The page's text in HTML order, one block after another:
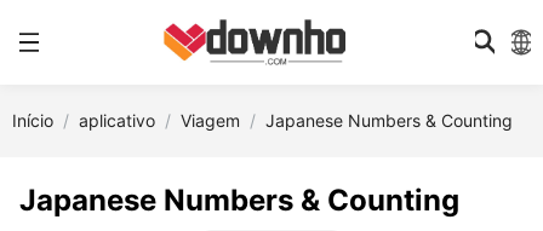
Início aplicativo Viagem Japanese Numbers & Counting
Japanese Numbers & Counting